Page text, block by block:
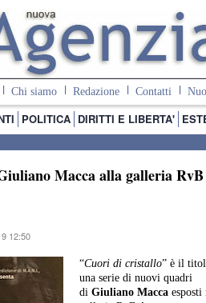
Chi siamo Redazione Contatti
POLITICA DIRITTI E LIBERTA'
Macca alla galleria
12:50
“Cuori di cristallo” è il
una serie di nuovi quadri
di Giuliano Macca esposti